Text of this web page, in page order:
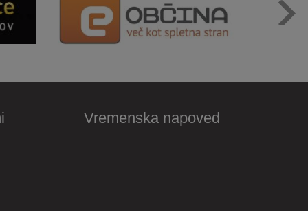
Vremenska napoved